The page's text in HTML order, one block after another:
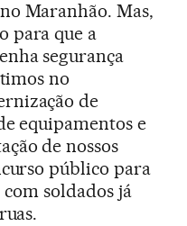
Maranhão. Mas,
para que a
segurança
no
de
equipamentos e
de nossos
público para
soldados já